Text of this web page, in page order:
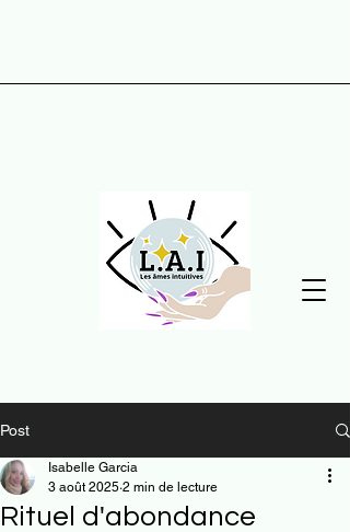
Post
Rituel d'abondance
Isabelle Garcia
3 août 2025 2 min de lecture